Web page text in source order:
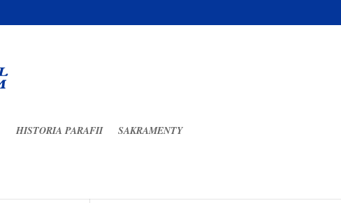
HISTORIA PARAFII SAKRAMENTY